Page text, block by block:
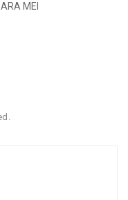
MEI